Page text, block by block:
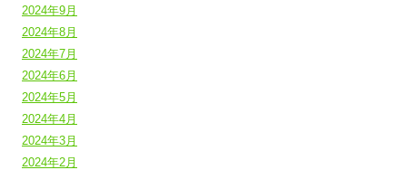
2024年9月
2024年8月
2024年7月
2024年6月
2024年5月
2024年4月
2024年3月
2024年2月